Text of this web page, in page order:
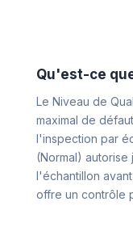
Qu'est-ce
Le Niveau de
maximal de
l'inspection par
(Normal)
l'échantillon
offre un contrôle